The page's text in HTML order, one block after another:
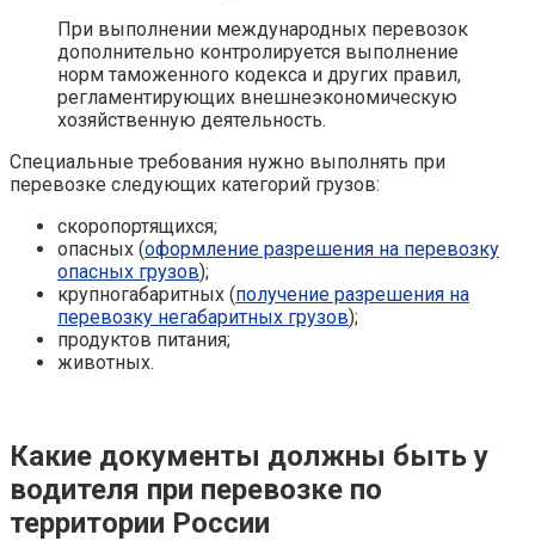
При выполнении международных перевозок
дополнительно контролируется выполнение
норм таможенного кодекса и других правил,
регламентирующих внешнеэкономическую
хозяйственную деятельность.
Специальные требования нужно выполнять при
перевозке следующих категорий грузов:
скоропортящихся;
опасных (оформление разрешения на перевозку
опасных грузов);
крупногабаритных (получение разрешения на
перевозку негабаритных грузов);
продуктов питания;
животных.
Какие документы должны быть у
водителя при перевозке по
территории России